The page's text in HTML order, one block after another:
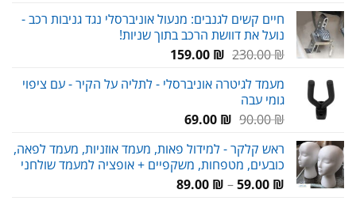
היה:
119.00 ₪.
הוא:
89.00 ₪.
חיים קשים לגנבים: מנעול אוניברסלי נגד גניבות רכב -
נועל את דוושת הרכב בתוך שניות!
230.00₪
המחיר
היה:
159.00 ₪
המחיר
הוא:
מעמד לגיטרה אוניברסלי - לתליה על הקיר - עם ציפוי
גומי עבה
90.00₪
המחיר
היה:
90.00 ₪.
69.00 ₪
המחיר
הוא:
69.00 ₪.
ראש קלקר - למידול פאות, מעמד אוזניות, מעמד לפאה,
כובעים, מטפחות, משקפיים + אופציה למעמד שולחני
59.00 ₪
–
89.00 ₪
טווח